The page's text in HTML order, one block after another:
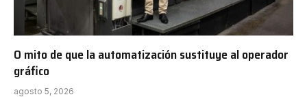
O mito de que la automatización sustituye al operador
gráfico
agosto 5, 2026